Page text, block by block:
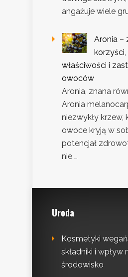
angażuje wiele
Aronia –
korzyści,
właściwości i
owoców
Aronia, znana
Aronia
niezwykły krzew,
owoce kryją w
potencjał
nie …
Uroda
Kosmetyki
składniki i wpływ
środowisko